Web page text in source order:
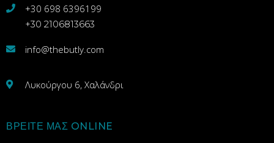
+30 698 6396199
+30 2106813663
info@thebutly.com
Λυκούργου 6, Χαλάνδρι
ΒΡΕΙΤΕ ΜΑΣ ONLINE